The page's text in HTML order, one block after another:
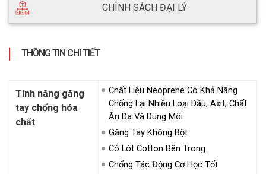
CHÍNH SÁCH ĐẠI LÝ
THÔNG TIN CHI TIẾT
Tính năng găng
tay chống hóa
chất
Chất Liệu Neoprene Có Khả Năng
Chống Lại Nhiều Loại Dầu, Axit, Chất
Ăn Da Và Dung Môi
Găng Tay Không Bột
Có Lót Cotton Bên Trong
Chống Tác Động Cơ Học Tốt